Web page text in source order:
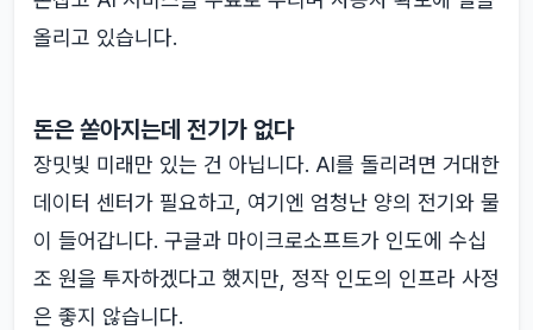
올리고 있습니다.
돈은 쏟아지는데 전기가 없다
장밋빛 미래만 있는 건 아닙니다. AI를 돌리려면 거대한
데이터 센터가 필요하고, 여기엔 엄청난 양의 전기와 물
이 들어갑니다. 구글과 마이크로소프트가 인도에 수십
조 원을 투자하겠다고 했지만, 정작 인도의 인프라 사정
은 좋지 않습니다.